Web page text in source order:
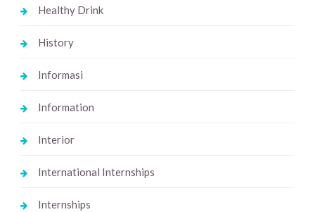
Healthy Drink
History
Informasi
Information
Interior
International Internships
Internships